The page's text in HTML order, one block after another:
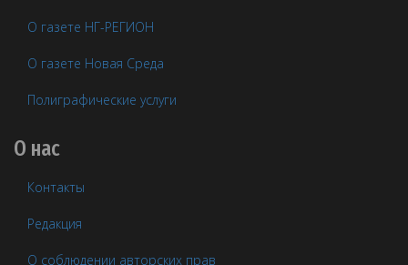
О газете НГ-РЕГИОН
О газете Новая Среда
Полиграфические услуги
О нас
Контакты
Редакция
О соблюдении авторских прав